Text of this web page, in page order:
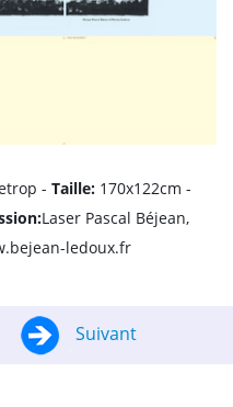
- Taille: 170x122cm -
:Laser Pascal Béjean,
ledoux.fr
Suivant